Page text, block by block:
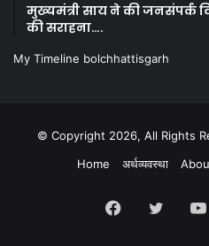
मुख्यमंत्री साय ने की जनसंपर्क
की सराहना….
My Timeline bolchhattisgarh
© Copyright 2026, All Rights
Home
अर्थव्यवस्था
Facebook
Twitter